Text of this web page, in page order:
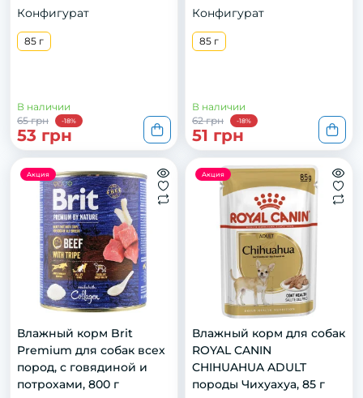
г
Конфигурат
85 г
В наличии
65 грн
-18%
53 грн
Конфигурат
85 г
В наличии
62 грн
-18%
51 грн
Акция
Влажный корм Brit
Premium для собак всех
пород, с говядиной и
потрохами, 800 г
Акция
Влажный корм для собак
ROYAL CANIN
CHIHUAHUA ADULT
породы Чихуахуа, 85 г